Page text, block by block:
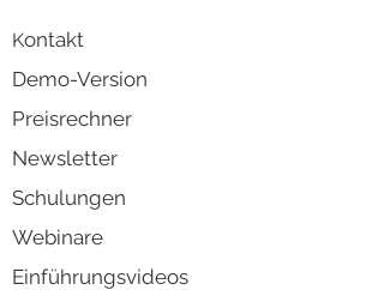
Kontakt
Demo-Version
Preisrechner
Newsletter
Schulungen
Webinare
Einführungsvideos